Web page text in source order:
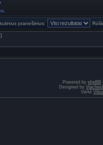
pranešimus:
Powered by phpBB
Designed by
Vertė